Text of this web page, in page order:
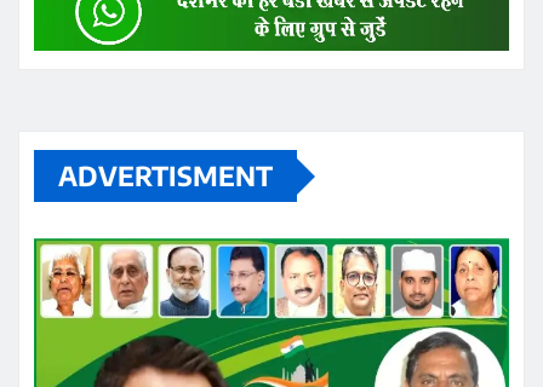
ADVERTISMENT